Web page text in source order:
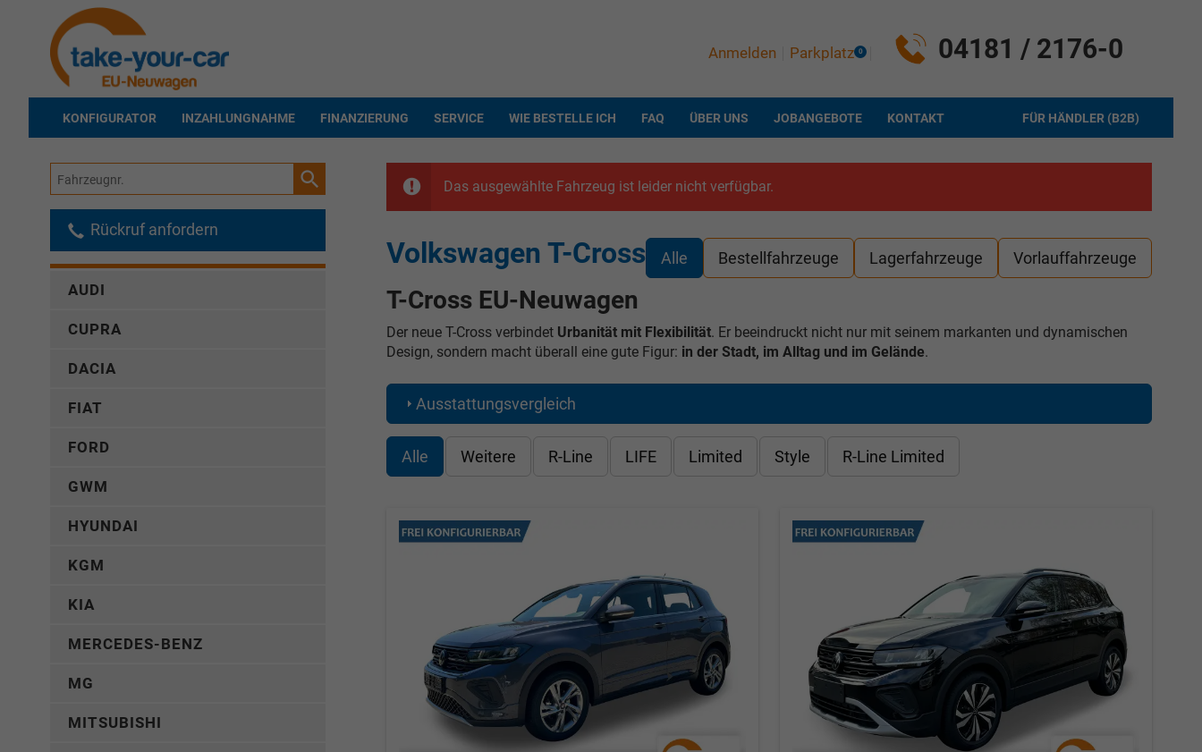
04181 / 2176-0
Anmelden Parkplatz 0
KONFIGURATOR INZAHLUNGNAHME FINANZIERUNG SERVICE WIE BESTELLE ICH FAQ ÜBER UNS JOBANGEBOTE FÜR HÄNDLER (B2B)
KONTAKT
Das ausgewählte Fahrzeug ist leider nicht verfügbar.
Alle Bestellfahrzeuge Lagerfahrzeuge Vorlauffahrzeuge
Volkswagen T-Cross
T-Cross EU-Neuwagen
Der neue T-Cross verbindet Urbanität mit Flexibilität. Er beeindruckt nicht nur mit seinem markanten und dynamischen
Design, sondern macht überall eine gute Figur: in der Stadt, im Alltag und im Gelände.
Ausstattungsvergleich
Alle Weitere R-Line LIFE Limited Style R-Line Limited
Fahrzeugnr.
Rückruf anfordern
AUDI
CUPRA
DACIA
FIAT
FORD
GWM
HYUNDAI
KGM
KIA
MERCEDES-BENZ
MG
MITSUBISHI